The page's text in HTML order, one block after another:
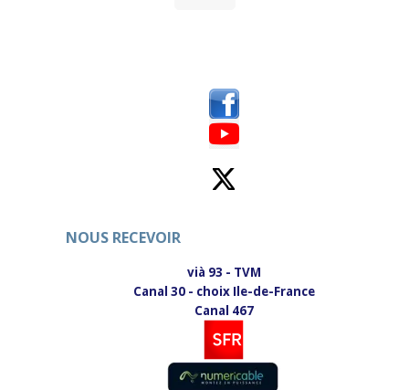
NOUS RECEVOIR
vià 93 - TVM
Canal 30 - choix Ile-de-France
Canal 467